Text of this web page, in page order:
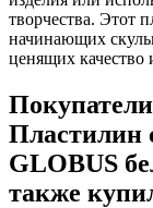
творчества. Этот
начинающих
ценящих качество
Пластилин
GLOBUS
также